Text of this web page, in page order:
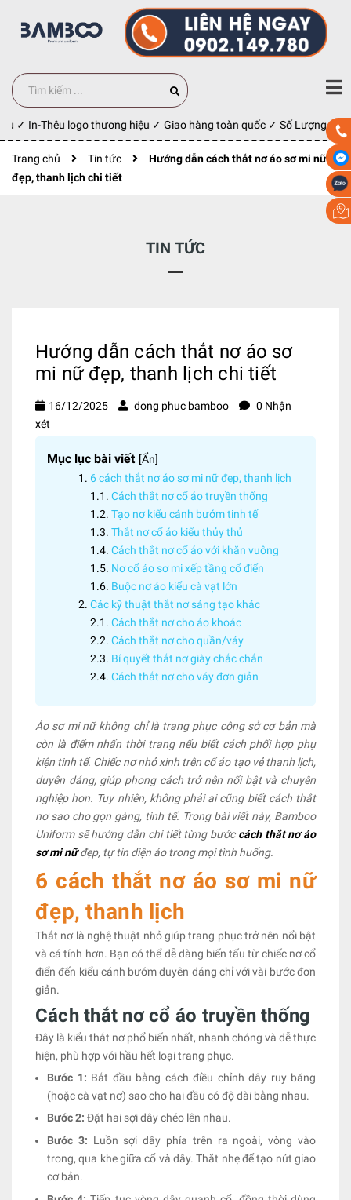
✓ In-Thêu logo thương hiệu ✓ Giao hàng toàn quốc ✓ Số Lượng 100
Trang chủ Tin tức
Hướng dẫn cách thắt nơ áo sơ mi nữ
đẹp, thanh lịch chi tiết
TIN TỨC
Hướng dẫn cách thắt nơ áo sơ
mi nữ đẹp, thanh lịch chi tiết
16/12/2025 dong phuc bamboo
0 Nhận
xét
Mục lục bài viết [Ẩn]
6 cách thắt nơ áo sơ mi nữ đẹp, thanh lịch
Cách thắt nơ cổ áo truyền thống
Tạo nơ kiểu cánh bướm tinh tế
Thắt nơ cổ áo kiểu thủy thủ
Cách thắt nơ cổ áo với khăn vuông
Nơ cổ áo sơ mi xếp tầng cổ điển
Buộc nơ áo kiểu cà vạt lớn
Các kỹ thuật thắt nơ sáng tạo khác
Cách thắt nơ cho áo khoác
Cách thắt nơ cho quần/váy
Bí quyết thắt nơ giày chắc chắn
Cách thắt nơ cho váy đơn giản
Áo sơ mi nữ không chỉ là trang phục công sở cơ bản mà
còn là điểm nhấn thời trang nếu biết cách phối hợp phụ
kiện tinh tế. Chiếc nơ nhỏ xinh trên cổ áo tạo vẻ thanh lịch,
duyên dáng, giúp phong cách trở nên nổi bật và chuyên
nghiệp hơn. Tuy nhiên, không phải ai cũng biết cách thắt
nơ sao cho gọn gàng, tinh tế. Trong bài viết này, Bamboo
Uniform sẽ hướng dẫn chi tiết từng bước cách thắt nơ áo
sơ mi nữđẹp, tự tin diện áo trong mọi tình huống.
6 cách thắt nơ áo sơ mi nữ
đẹp, thanh lịch
Thắt nơ là nghệ thuật nhỏ giúp trang phục trở nên nổi bật
và cá tính hơn. Bạn có thể dễ dàng biến tấu từ chiếc nơ cổ
điển đến kiểu cánh bướm duyên dáng chỉ với vài bước đơn
giản.
Cách thắt nơ cổ áo truyền thống
Đây là kiểu thắt nơ phổ biến nhất, nhanh chóng và dễ thực
hiện, phù hợp với hầu hết loại trang phục.
Bước 1: Bắt đầu bằng cách điều chỉnh dây ruy băng
(hoặc cà vạt nơ) sao cho hai đầu có độ dài bằng nhau.
Bước 2: Đặt hai sợi dây chéo lên nhau.
Bước 3: Luồn sợi dây phía trên ra ngoài, vòng vào
trong, qua khe giữa cổ và dây. Thắt nhẹ để tạo nút giao
cơ bản.